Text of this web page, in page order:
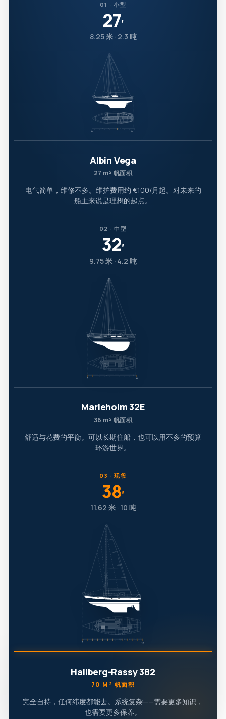
01 · 小型
27′
8.25 米 · 2.3 吨
Albin Vega
27 m² 帆面积
电气简单，维修不多。维护费用约 €100/月起。对未来的
船主来说是理想的起点。
02 · 中型
32′
9.75 米 · 4.2 吨
Marieholm 32E
36 m² 帆面积
舒适与花费的平衡。可以长期住船，也可以用不多的预算
环游世界。
03 · 现役
38′
11.62 米 · 10 吨
Hallberg-Rassy 382
70 M² 帆面积
完全自持，任何纬度都能去。系统复杂——需要更多知识，
也需要更多保养。